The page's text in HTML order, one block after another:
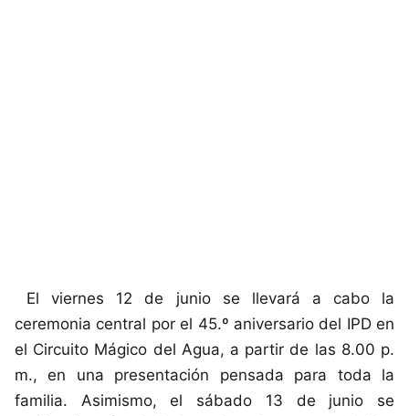
El viernes 12 de junio se llevará a cabo la
ceremonia central por el 45.º aniversario del IPD en
el Circuito Mágico del Agua, a partir de las 8.00 p.
m., en una presentación pensada para toda la
familia. Asimismo, el sábado 13 de junio se